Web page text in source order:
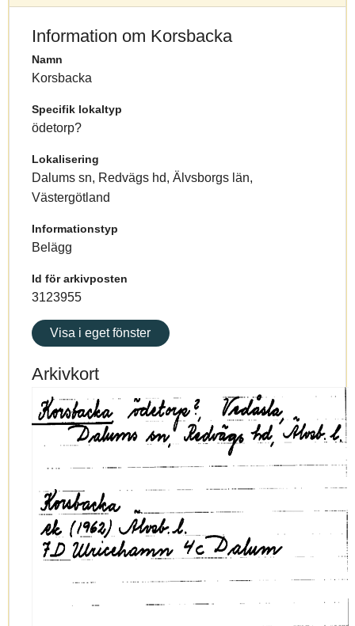
Information om Korsbacka
Namn
Korsbacka
Specifik lokaltyp
ödetorp?
Lokalisering
Dalums sn, Redvägs hd, Älvsborgs län,
Västergötland
Informationstyp
Belägg
Id för arkivposten
3123955
Visa i eget fönster
Arkivkort